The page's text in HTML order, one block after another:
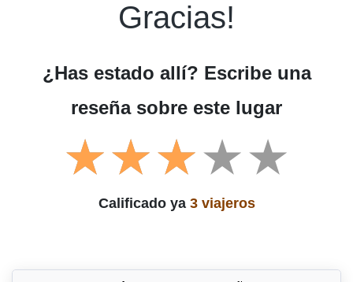
Gracias!
¿Has estado allí? Escribe una
reseña sobre este lugar
Calificado ya 3 viajeros